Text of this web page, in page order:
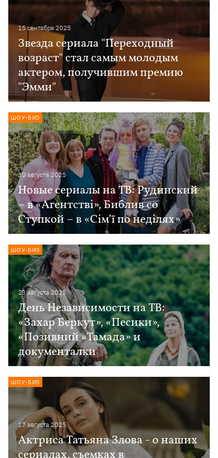
15 сентября 2025
Звезда сериала "Переходный
возраст" стал самым молодым
актером, получившим премию
"Эмми"
30 августа 2025
Новые сериалы на ТВ: Рудинский
– в «Агентстві», Библив со
Ступкой – в «Сім’ї по неділях»
ШОУ-БИЗ
23 августа 2025
День Независимости на ТВ:
«Захар Беркут», «Песики»,
«Позивний «Тамада» и
документалки
ШОУ-БИЗ
17 августа 2025
Актриса Татьяна Злова - о наших
ШОУ-БИЗ